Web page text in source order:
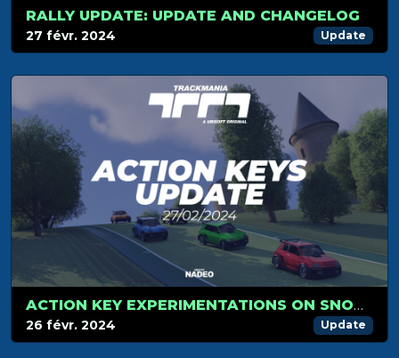
RALLY UPDATE: UPDATE AND CHANGELOG
27 févr. 2024 Update
ACTION KEY EXPERIMENTATIONS ON SNOW AND RALLY CARS
26 févr. 2024 Update